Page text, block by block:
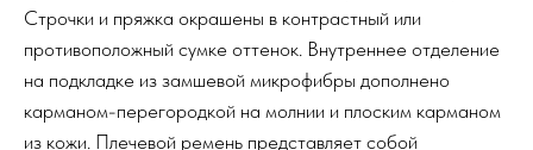
Строчки и пряжка окрашены в контрастный или
противоположный сумке оттенок. Внутреннее отделение
на подкладке из замшевой микрофибры дополнено
карманом-перегородкой на молнии и плоским карманом
из кожи. Плечевой ремень представляет собой